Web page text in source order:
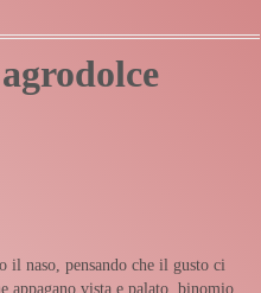
naso, pensando che il gusto ci
appagano vista e palato, binomio